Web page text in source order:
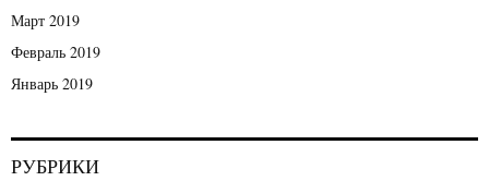
Март 2019
Февраль 2019
Январь 2019
РУБРИКИ